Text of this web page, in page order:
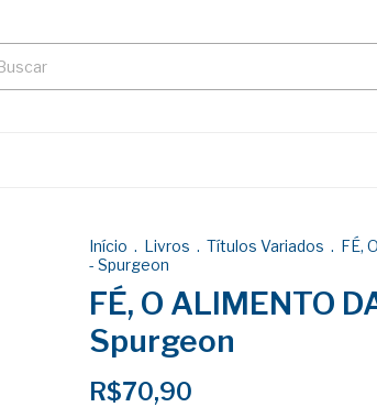
Início . Livros . Títulos Variados . FÉ,
- Spurgeon
FÉ, O ALIMENTO
Spurgeon
R$70,90